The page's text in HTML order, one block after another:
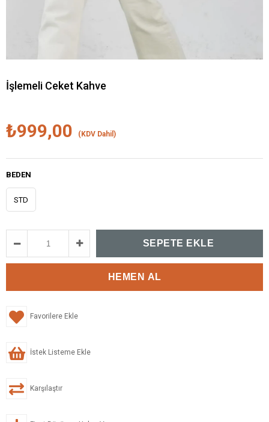
İşlemeli Ceket Kahve
₺999,00 (KDV Dahil)
BEDEN
STD
Favorilere Ekle
İstek Listeme Ekle
Karşılaştır